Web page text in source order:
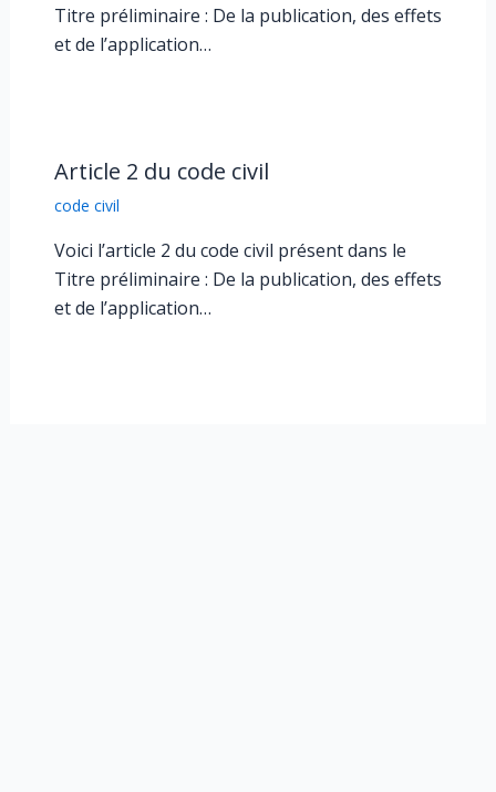
Titre préliminaire : De la publication, des effets
et de l’application…
Article 2 du code civil
code civil
Voici l’article 2 du code civil présent dans le
Titre préliminaire : De la publication, des effets
et de l’application…